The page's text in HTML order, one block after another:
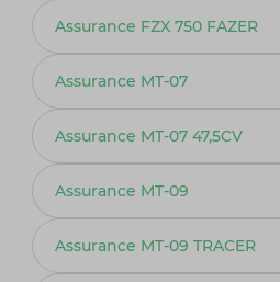
Assurance FZX 750 FAZER
Assurance MT-07
Assurance MT-07 47,5CV
Assurance MT-09
Assurance MT-09 TRACER